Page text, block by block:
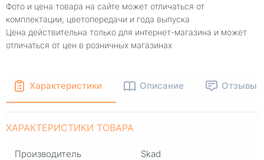
Фото и цена товара на сайте может отличаться от
комплектации, цветопередачи и года выпуска
Цена действительна только для интернет-магазина и может
отличаться от цен в розничных магазинах
Характеристики Описание Отзывы
ХАРАКТЕРИСТИКИ ТОВАРА
Производитель
Skad